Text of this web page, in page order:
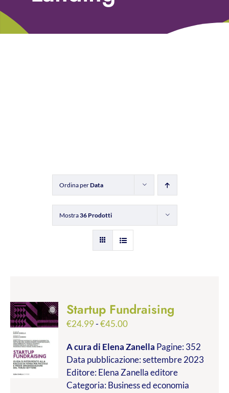
Fundraising Academy
Ordina perData
Mostra36 Prodotti
Startup Fundraising
€24.99-€45.00Fascia
prezzo:
da
€24.99
a
A cura di Elena Zanella Pagine: 352
Data pubblicazione: settembre 2023
Editore: Elena Zanella editore
Categoria: Business ed economia